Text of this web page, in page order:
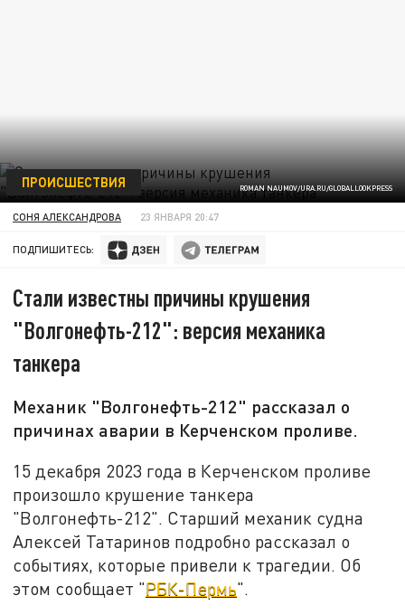
ROMAN NAUMOV/URA.RU/GLOBALLOOKPRESS
ПРОИСШЕСТВИЯ
СОНЯ АЛЕКСАНДРОВА 23 ЯНВАРЯ 20:47
ПОДПИШИТЕСЬ:
Стали известны причины крушения
"Волгонефть-212": версия механика
танкера
Механик "Волгонефть-212" рассказал о
причинах аварии в Керченском проливе.
15 декабря 2023 года в Керченском проливе
произошло крушение танкера
"Волгонефть-212". Старший механик судна
Алексей Татаринов подробно рассказал о
событиях, которые привели к трагедии. Об
этом сообщает "РБК-Пермь".